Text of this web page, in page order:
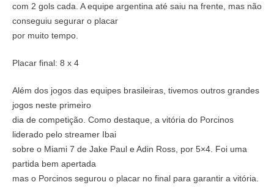
com 2 gols cada. A equipe argentina até saiu na frente, mas não
conseguiu segurar o placar
por muito tempo.
Placar final: 8 x 4
Além dos jogos das equipes brasileiras, tivemos outros grandes
jogos neste primeiro
dia de competição. Como destaque, a vitória do Porcinos
liderado pelo streamer Ibai
sobre o Miami 7 de Jake Paul e Adin Ross, por 5×4. Foi uma
partida bem apertada
mas o Porcinos segurou o placar no final para garantir a vitória.